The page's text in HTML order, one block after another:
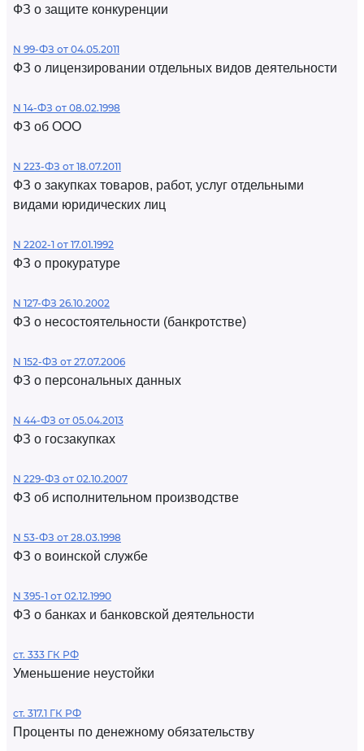
ФЗ о защите конкуренции
N 99-ФЗ от 04.05.2011
ФЗ о лицензировании отдельных видов деятельности
N 14-ФЗ от 08.02.1998
ФЗ об ООО
N 223-ФЗ от 18.07.2011
ФЗ о закупках товаров, работ, услуг отдельными
видами юридических лиц
N 2202-1 от 17.01.1992
ФЗ о прокуратуре
N 127-ФЗ 26.10.2002
ФЗ о несостоятельности (банкротстве)
N 152-ФЗ от 27.07.2006
ФЗ о персональных данных
N 44-ФЗ от 05.04.2013
ФЗ о госзакупках
N 229-ФЗ от 02.10.2007
ФЗ об исполнительном производстве
N 53-ФЗ от 28.03.1998
ФЗ о воинской службе
N 395-1 от 02.12.1990
ФЗ о банках и банковской деятельности
ст. 333 ГК РФ
Уменьшение неустойки
ст. 317.1 ГК РФ
Проценты по денежному обязательству